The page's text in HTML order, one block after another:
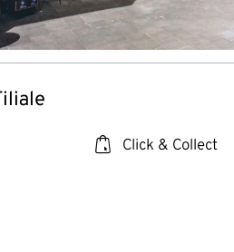
click_collect Click & Collect